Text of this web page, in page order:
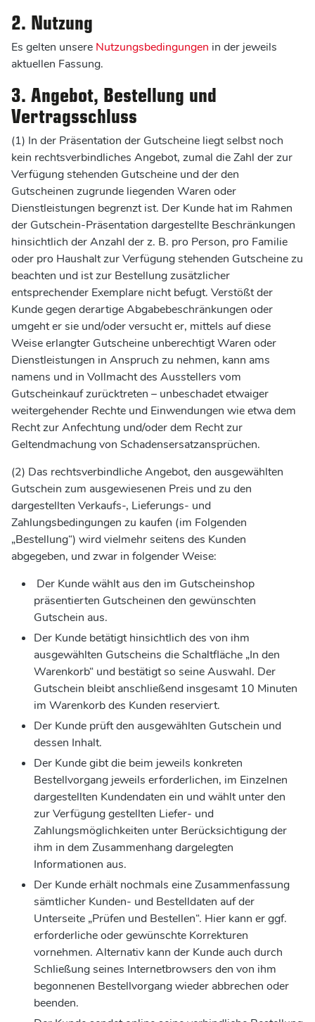
2. Nutzung
Es gelten unsere Nutzungsbedingungen in der jeweils
aktuellen Fassung.
3. Angebot, Bestellung und
Vertragsschluss
(1) In der Präsentation der Gutscheine liegt selbst noch
kein rechtsverbindliches Angebot, zumal die Zahl der zur
Verfügung stehenden Gutscheine und der den
Gutscheinen zugrunde liegenden Waren oder
Dienstleistungen begrenzt ist. Der Kunde hat im Rahmen
der Gutschein-Präsentation dargestellte Beschränkungen
hinsichtlich der Anzahl der z. B. pro Person, pro Familie
oder pro Haushalt zur Verfügung stehenden Gutscheine zu
beachten und ist zur Bestellung zusätzlicher
entsprechender Exemplare nicht befugt. Verstößt der
Kunde gegen derartige Abgabebeschränkungen oder
umgeht er sie und/oder versucht er, mittels auf diese
Weise erlangter Gutscheine unberechtigt Waren oder
Dienstleistungen in Anspruch zu nehmen, kann ams
namens und in Vollmacht des Ausstellers vom
Gutscheinkauf zurücktreten – unbeschadet etwaiger
weitergehender Rechte und Einwendungen wie etwa dem
Recht zur Anfechtung und/oder dem Recht zur
Geltendmachung von Schadensersatzansprüchen.
(2) Das rechtsverbindliche Angebot, den ausgewählten
Gutschein zum ausgewiesenen Preis und zu den
dargestellten Verkaufs-, Lieferungs- und
Zahlungsbedingungen zu kaufen (im Folgenden
„Bestellung“) wird vielmehr seitens des Kunden
abgegeben, und zwar in folgender Weise:
Der Kunde wählt aus den im Gutscheinshop
präsentierten Gutscheinen den gewünschten
Gutschein aus.
Der Kunde betätigt hinsichtlich des von ihm
ausgewählten Gutscheins die Schaltfläche „In den
Warenkorb“ und bestätigt so seine Auswahl. Der
Gutschein bleibt anschließend insgesamt 10 Minuten
im Warenkorb des Kunden reserviert.
Der Kunde prüft den ausgewählten Gutschein und
dessen Inhalt.
Der Kunde gibt die beim jeweils konkreten
Bestellvorgang jeweils erforderlichen, im Einzelnen
dargestellten Kundendaten ein und wählt unter den
zur Verfügung gestellten Liefer- und
Zahlungsmöglichkeiten unter Berücksichtigung der
ihm in dem Zusammenhang dargelegten
Informationen aus.
Der Kunde erhält nochmals eine Zusammenfassung
sämtlicher Kunden- und Bestelldaten auf der
Unterseite „Prüfen und Bestellen“. Hier kann er ggf.
erforderliche oder gewünschte Korrekturen
vornehmen. Alternativ kann der Kunde auch durch
Schließung seines Internetbrowsers den von ihm
begonnenen Bestellvorgang wieder abbrechen oder
beenden.